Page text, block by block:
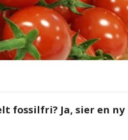
fossilfri? Ja, sier en ny